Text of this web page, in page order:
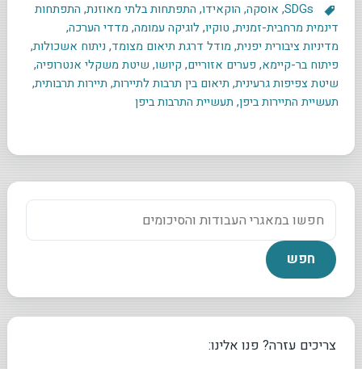
SDGs
, אוסקה, הוקאידו, התפתחות בלתי מאוזנת, התפתחות
דינמית מרחבית-זמנית, טוקיו,לוגיקה עמומה, מדדי הערכה,
מדיניות ציבורית יפנית, מודל דרגת תיאום מצומד, ניתוח אשכולות,
פיתוח בר-קיימא, פערים אזוריים, קיושו, שיטת משקלי אנטרופיה,
שיטת צפיפות גרעינית, תיאום בין תרבות לתיירות, תיירות תרבותית,
תעשיית התיירות ביפן, תעשיית התרבות ביפן
צריכים עזרה? פנו אלינו: